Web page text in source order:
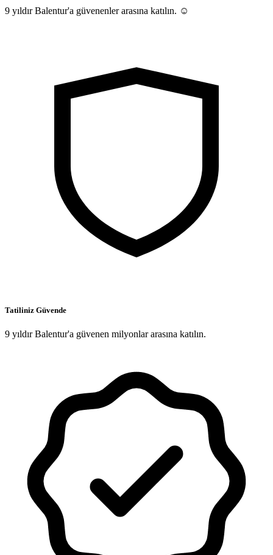
9 yıldır Balentur'a güvenenler arasına katılın. ☺️
Tatiliniz Güvende
9 yıldır Balentur'a güvenen milyonlar arasına katılın.